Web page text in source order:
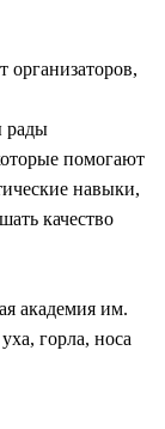
рады
помогают
навыки,
качество
академия им.
горла, носа